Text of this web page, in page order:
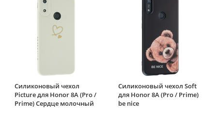
Силиконовый чехол
Picture для Honor 8A (Pro /
Prime) Сердце молочный
Силиконовый чехол Soft
для Honor 8A (Pro / Prime)
be nice